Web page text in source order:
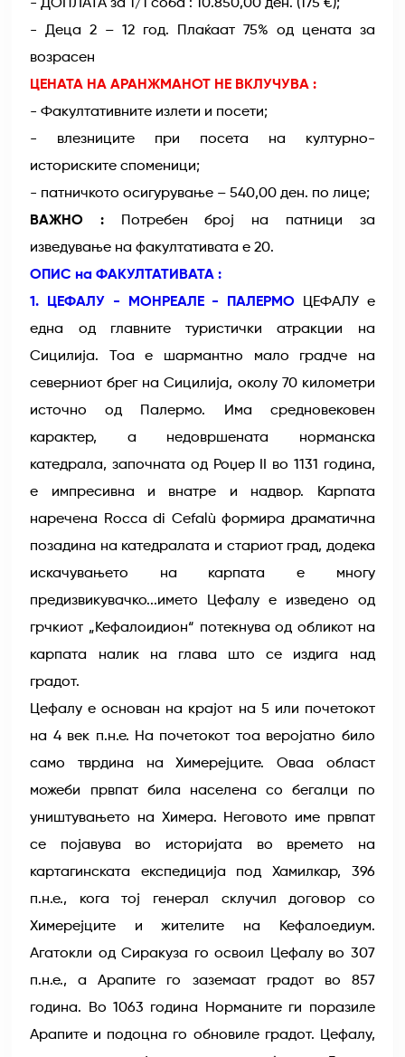
- ДОПЛАТА за 1/1 соба : 10.850,00 ден. (175 €);
- Деца 2 – 12 год. Плаќаат 75% од цената за
возрасен
ЦЕНАТА НА АРАНЖМАНОТ НЕ ВКЛУЧУВА :
- Факултативните излети и посети;
- влезниците при посета на културно-
историските споменици;
- патничкото осигурување – 540,00 ден. по лице;
ВАЖНО : Потребен број на патници за
изведување на факултативата е 20.
ОПИС на ФАКУЛТАТИВАТА :
1. ЦЕФАЛУ - МОНРЕАЛЕ - ПАЛЕРМО ЦЕФАЛУ е
една од главните туристички атракции на
Сицилија. Тоа е шармантно мало градче на
северниот брег на Сицилија, околу 70 километри
источно од Палермо. Има средновековен
карактер, а недовршената норманска
катедрала, започната од Роџер II во 1131 година,
е импресивна и внатре и надвор. Карпата
наречена Rocca di Cefalù формира драматична
позадина на катедралата и стариот град, додека
искачувањето на карпата е многу
предизвикувачко...името Цефалу е изведено од
грчкиот „Кефалоидион“ потекнува од обликот на
карпата налик на глава што се издига над
градот.
Цефалу е основан на крајот на 5 или почетокот
на 4 век п.н.е. На почетокот тоа веројатно било
само тврдина на Химерејците. Оваа област
можеби првпат била населена со бегалци по
уништувањето на Химера. Неговото име првпат
се појавува во историјата во времето на
картагинската експедиција под Хамилкар, 396
п.н.е., кога тој генерал склучил договор со
Химерејците и жителите на Кефалоедиум.
Агатокли од Сиракуза го освоил Цефалу во 307
п.н.е., а Арапите го заземаат градот во 857
година. Во 1063 година Норманите ги поразиле
Арапите и подоцна го обновиле градот. Цефалу,